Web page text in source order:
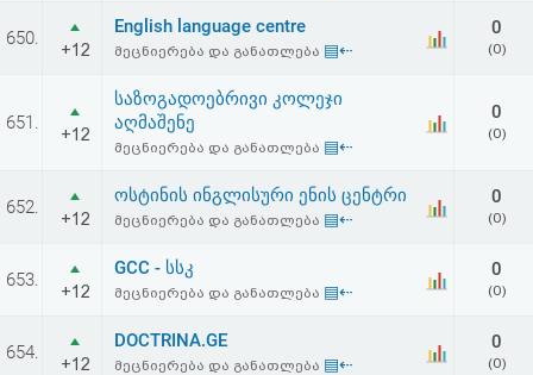
უარყოფა
650.
+12
English language centre
მეცნიერება და განათლება ▤⇠
0
(0)
651.
+12
საზოგადოებრივი კოლეჯი
აღმაშენე
მეცნიერება და განათლება ▤⇠
0
(0)
652.
+12
ოსტინის ინგლისური ენის ცენტრი
მეცნიერება და განათლება ▤⇠
0
(0)
653.
+12
GCC - სსკ
მეცნიერება და განათლება ▤⇠
0
(0)
654.
+12
DOCTRINA.GE
მეცნიერება და განათლება ▤⇠
0
(0)